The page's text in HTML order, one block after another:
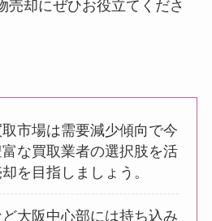
売却にぜひお役立てくださ
市場は需要減少傾向で今
な買取業者の選択肢を活
を目指しましょう。
大阪中心部には持ち込み